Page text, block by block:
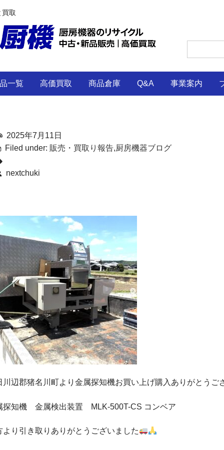
取
一覧 高価買取 商品倉庫 Q&A 事業案内
2025年7月11日
Filed under: 販売・買取り報告,厨房機器ブログ
nextchuki
川辺郡猪名川町より金属探知機お買い上げ購入ありがとうご
探知機 金属検出装置 MLK-500T-CS コンベア
より引き取りありがとうございました